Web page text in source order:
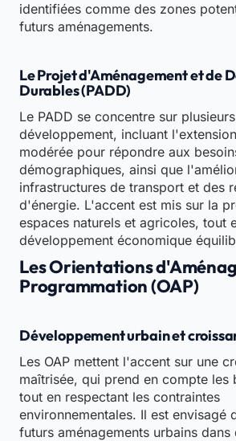
identifiées comme des zones
futurs aménagements.
Le Projet d'Aménagement et de
Durables (PADD)
Le PADD se concentre sur
développement, incluant
modérée pour répondre aux
démographiques, ainsi que
infrastructures de transport et des
d'énergie. L'accent est mis sur la
espaces naturels et agricoles, tout
développement économique
Les Orientations
Programmation (OAP)
Développement urbain et
Les OAP mettent l'accent sur une
maîtrisée, qui prend en compte les
tout en respectant les contraintes
environnementales. Il est envisagé
futurs aménagements urbains dans